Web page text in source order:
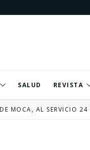
SALUD REVISTA
MOCA, AL SERVICIO 24